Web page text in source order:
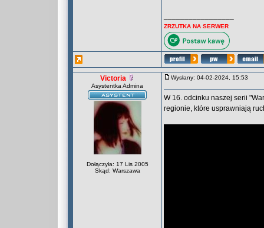
ZRZUTKA NA SERWER
Victoria
Asystentka Admina
Dołączyła: 17 Lis 2005
Skąd: Warszawa
Wysłany: 04-02-2024, 15:53
W 16. odcinku naszej serii
regionie, które usprawniają